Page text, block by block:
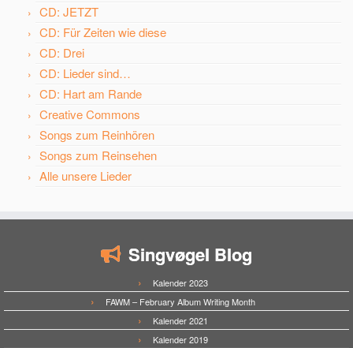
CD: JETZT
CD: Für Zeiten wie diese
CD: Drei
CD: Lieder sind…
CD: Hart am Rande
Creative Commons
Songs zum Reinhören
Songs zum Reinsehen
Alle unsere Lieder
Singvøgel Blog
Kalender 2023
FAWM – February Album Writing Month
Kalender 2021
Kalender 2019